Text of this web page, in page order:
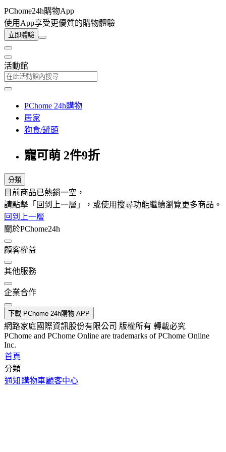
PChome24h購物App
使用App享受更優質的購物體驗
立即體驗
活動館
PChome 24h購物
居家
狗食/罐頭
寵可萌 2件9折
分類
目前商品已熱銷一空，
請點擊「回到上一層」，或使用搜尋功能繼續瀏覽更多商品。
回到上一層
關於PChome24h
顧客權益
其他服務
企業合作
下載 PChome 24h購物 APP
網路家庭國際資訊股份有限公司 版權所有 轉載必究
PChome and PChome Online are trademarks of PChome Online
Inc.
首頁
分類
通知 購物車顧客中心